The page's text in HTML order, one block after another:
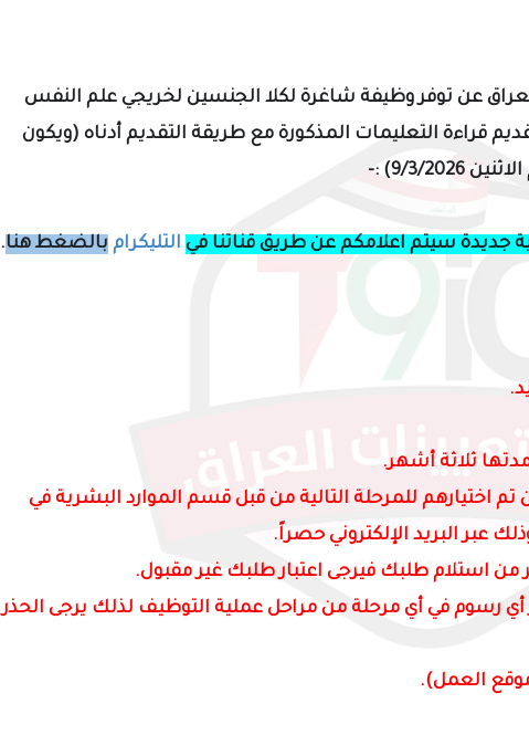
عن توفر وظيفة شاغرة لكلا الجنسين لخريجي علم النفس
قراءة التعليمات المذكورة مع طريقة التقديم أدناه (ويكون
2026) :-
جديدة سيتم اعلامكم عن طريق قناتنا في التليكرام بالضغط هنا.
ثلاثة أشهر.
اختيارهم للمرحلة التالية من قبل قسم الموارد البشرية في
عبر البريد الإلكتروني حصراً.
استلام طلبك فيرجى اعتبار طلبك غير مقبول.
أي رسوم في أي مرحلة من مراحل عملية التوظيف لذلك يرجى الحذر
العمل).